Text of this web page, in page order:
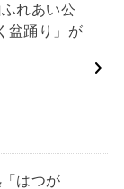
ふれあい公
盆踊り」が
「はつが